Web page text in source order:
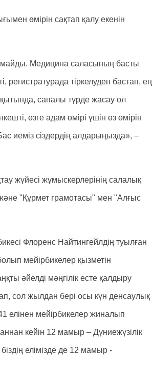
өмірін сақтап қалу екенін
Медицина саласының басты
регистратурада тіркелуден бастап, ең
сапалы түрде жасау ол
өзге адам өмірі үшін өз өмірін
иеміз сіздердің алдарыңызда», –
жүйесі жұмыскерлерінің салалық
және "Құрмет грамотасы" мен "Алғыс
Флоренс Найтингейлдің туылған
мейірбикелер қызметін
әйелді мәңгілік есте қалдыру
сол жылдан бері осы күн денсаулық
елінен мейірбикелер жиналып
кейін 12 мамыр – Дүниежүзілік
елімізде де 12 мамыр -